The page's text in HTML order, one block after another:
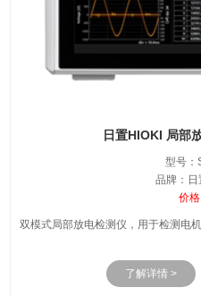
日置HIOKI 局部
型号：
品牌：日
价格
双模式局部放电检测仪，用于检测电
了解详情 >